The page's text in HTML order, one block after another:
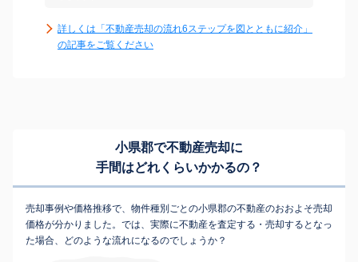
詳しくは「不動産売却の流れ6ステップを図とともに紹介」
の記事をご覧ください
小県郡で不動産売却に
手間はどれくらいかかるの？
売却事例や価格推移で、物件種別ごとの小県郡の不動産のおおよそ売却
価格が分かりました。では、実際に不動産を査定する・売却するとなっ
た場合、どのような流れになるのでしょうか？